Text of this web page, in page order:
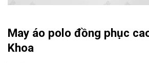
May áo polo đồng phục
Khoa